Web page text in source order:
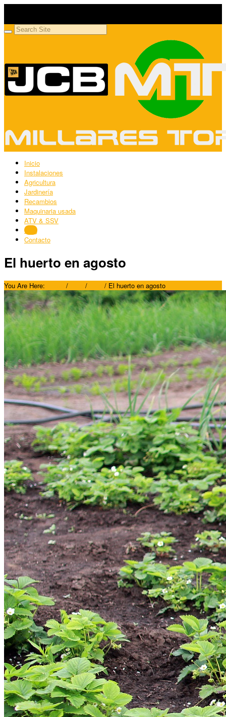
Inicio
Instalaciones
Agricultura
Jardinería
Recambios
Maquinaria usada
ATV & SSV
Blog
Contacto
El huerto en agosto
You Are Here: / / / El huerto en agosto